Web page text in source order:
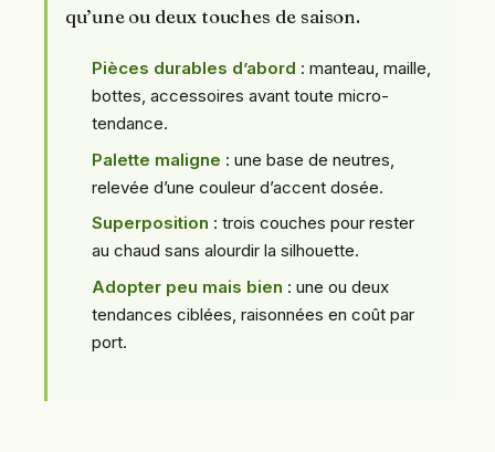
qu’une ou deux touches de saison.
Pièces durables d’abord : manteau, maille,
bottes, accessoires avant toute micro-
tendance.
Palette maligne : une base de neutres,
relevée d’une couleur d’accent dosée.
Superposition : trois couches pour rester
au chaud sans alourdir la silhouette.
Adopter peu mais bien : une ou deux
tendances ciblées, raisonnées en coût par
port.